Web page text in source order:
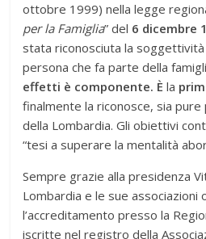
ottobre 1999) nella legge
per la Famiglia” del 6 dicembre
stata riconosciuta la
persona che fa parte della
effetti è componente. È la
finalmente la riconosce, sia
della Lombardia. Gli obiettivi
“tesi a superare la mentalità
Sempre grazie alla presidenza
Lombardia e le sue associazioni
l’accreditamento presso la
iscritte nel registro della